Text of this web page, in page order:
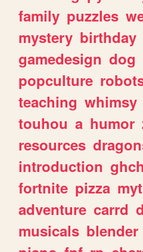
family puzzles
mystery birthday
gamedesign dog
popculture
teaching whimsy
touhou a humor
resources
introduction
fortnite pizza
adventure carrd
musicals blender